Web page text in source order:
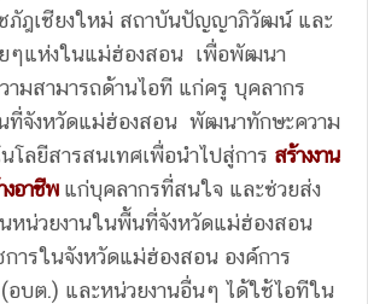
ภัฎเชียงใหม่ สถาบันปัญญาภิวัฒน์ และ
ๆแห่งในแม่ฮ่องสอน เพื่อพัฒนา
ามสามารถด้านไอที แก่ครู บุคลากร
ที่จังหวัดแม่ฮ่องสอน พัฒนาทักษะความ
โลยีสารสนเทศเพื่อนำไปสู่การ สร้างงาน
งอาชีพแก่บุคลากรที่สนใจ และช่วยส่ง
หน่วยงานในพื้นที่จังหวัดแม่ฮ่องสอน
การในจังหวัดแม่ฮ่องสอน องค์การ
อบต.) และหน่วยงานอื่นๆ ได้ใช้ไอทีใน